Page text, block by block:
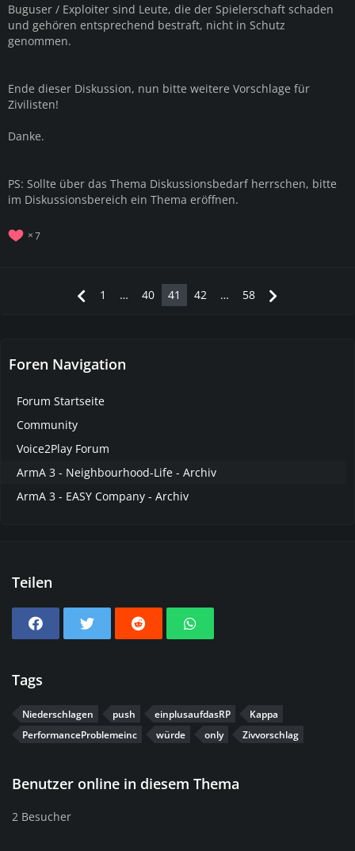
Buguser / Exploiter sind Leute, die der Spielerschaft schaden
und gehören entsprechend bestraft, nicht in Schutz
genommen.
Ende dieser Diskussion, nun bitte weitere Vorschlage für
Zivilisten!
Danke.
PS: Sollte über das Thema Diskussionsbedarf herrschen, bitte
im Diskussionsbereich ein Thema eröffnen.
7
1 … 40 41 42 … 58
Foren Navigation
Forum Startseite
Community
Voice2Play Forum
ArmA 3 - Neighbourhood-Life - Archiv
ArmA 3 - EASY Company - Archiv
Teilen
Tags
Niederschlagen push einplusaufdasRP
Kappa
PerformanceProblemeinc
würde only Zivvorschlag
Benutzer online in diesem Thema
2 Besucher